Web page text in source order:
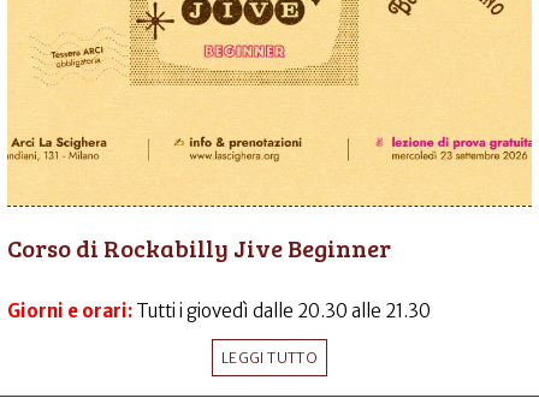
Corso di Rockabilly Jive Beginner
Giorni e orari: Tutti i giovedì dalle 20.30 alle 21.30
LEGGI TUTTO